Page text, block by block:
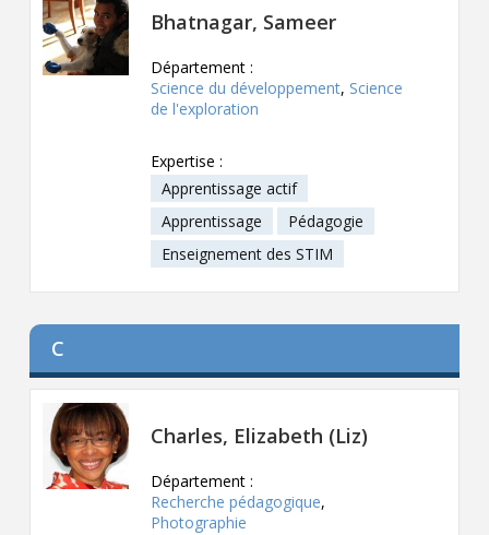
Bhatnagar, Sameer
Département :
Science du développement, Science
de l'exploration
Expertise :
Apprentissage actif
Apprentissage
Pédagogie
Enseignement des STIM
C
Charles, Elizabeth (Liz)
Département :
Recherche pédagogique,
Photographie